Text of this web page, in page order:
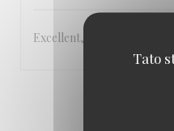
Tato
Excellent,